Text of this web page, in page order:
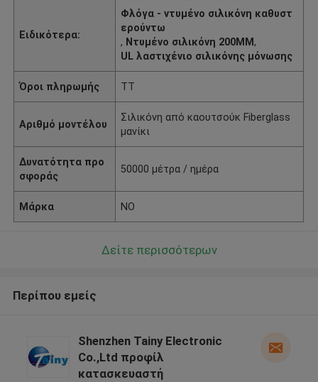
Ειδικότερα:
Φλόγα - ντυμένο σιλικόνη καθυστ
ερούντω
, Ντυμένο σιλικόνη 200MM,
UL λαστιχένιο σιλικόνης μόνωσης
Όροι πληρωμής TT
Αριθμό μοντέλου
Σιλικόνη από καουτσούκ Fiberglass
μανίκι
Δυνατότητα προ
σφοράς
50000 μέτρα / ημέρα
Μάρκα NO
Δείτε περισσότερων
Περίπου εμείς
Shenzhen Tainy Electronic
Co.,Ltd προφίλ
κατασκευαστή